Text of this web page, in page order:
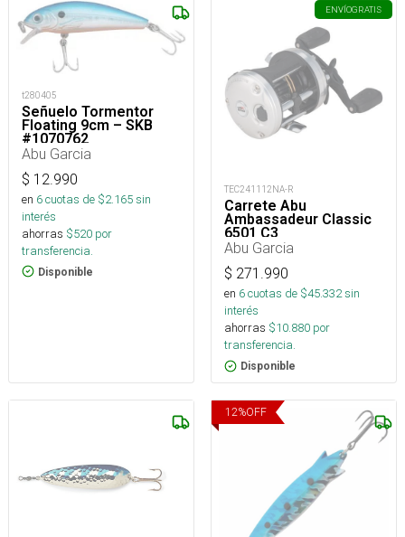
t280405
Señuelo Tormentor
Floating 9cm – SKB
#1070762
Abu Garcia
$ 12.990
en 6cuotas de $2.165sin
interés
ahorras $520 por
transferencia.
Disponible
ENVÍOGRATIS
TEC241112NA-R
Carrete Abu
Ambassadeur Classic
6501 C3
Abu Garcia
$ 271.990
en 6cuotas de $45.332sin
interés
ahorras $10.880 por
transferencia.
Disponible
12%OFF